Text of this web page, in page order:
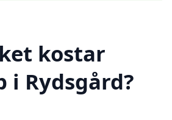
kostar
Rydsgård?